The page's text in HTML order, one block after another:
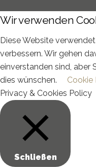
Wir verwenden
Diese Website
verbessern. Wir gehen
einverstanden sind, aber
dies wünschen.
Cookie
Privacy & Cookies Policy
Schließen